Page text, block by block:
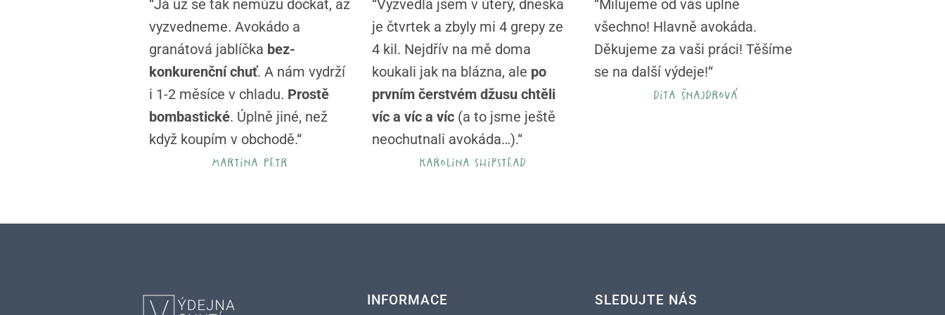
“Já už se tak nemůžu dočkat, až
vyzvedneme. Avokádo a
granátová jablíčka bez-
konkurenční chuť. A nám vydrží
i 1-2 měsíce v chladu. Prostě
bombastické. Úplně jiné, než
když koupím v obchodě.“
martina petr
“Vyzvedla jsem v úterý, dneska
je čtvrtek a zbyly mi 4 grepy ze
4 kil. Nejdřív na mě doma
koukali jak na blázna, ale po
prvním čerstvém džusu chtěli
víc a víc a víc(a to jsme ještě
neochutnali avokáda…).“
karolina shipstead
“Milujeme od vás úplně
všechno! Hlavně avokáda.
Děkujeme za vaši práci! Těšíme
se na další výdeje!“
dita šnajdrová
INFORMACE SLEDUJTE NÁS